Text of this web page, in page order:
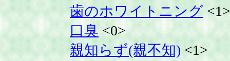
歯のホワイトニング <1>
口臭 <0>
親知らず(親不知) <1>